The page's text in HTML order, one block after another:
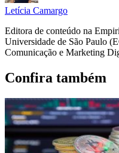
Letícia Camargo
Editora de conteúdo na
Universidade de São Paulo
Comunicação e Marketing
Confira também